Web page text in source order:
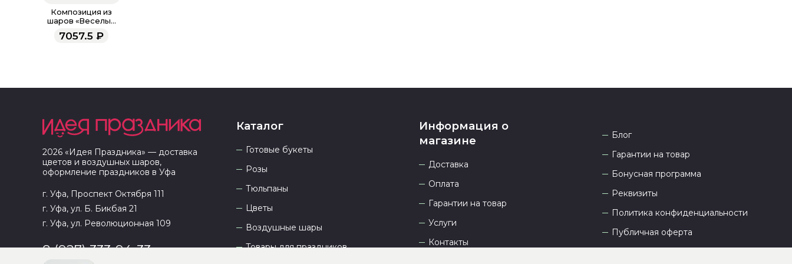
Композиция из
шаров «Веселые
конфетти»
7057.5 ₽
2026 «Идея Праздника» — доставка
цветов и воздушных шаров,
оформление праздников в Уфа
г. Уфа, Проспект Октября 111
г. Уфа, ул. Б. Бикбая 21
г. Уфа, ул. Революционная 109
8 (927) 333-94-33
Каталог
Готовые букеты
Розы
Тюльпаны
Цветы
Воздушные шары
Товары для праздников
Информация о
магазине
Доставка
Оплата
Гарантии на товар
Услуги
Контакты
Блог
Гарантии на товар
Бонусная программа
Реквизиты
Политика конфиденциальности
Публичная оферта